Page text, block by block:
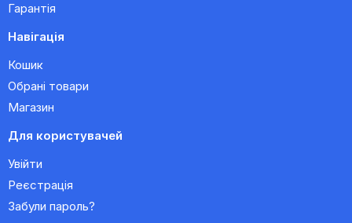
Гарантія
Навігація
Кошик
Обрані товари
Магазин
Для користувачей
Увійти
Реєстрація
Забули пароль?